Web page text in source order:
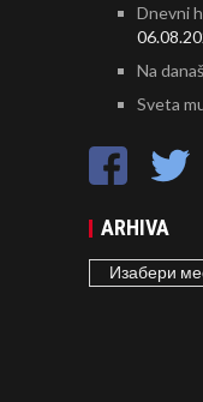
Dnevni
Na
Sveta
ARHIVA
ARHIVA